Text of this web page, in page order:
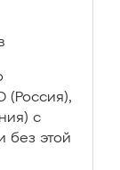
(Россия),
с
без этой